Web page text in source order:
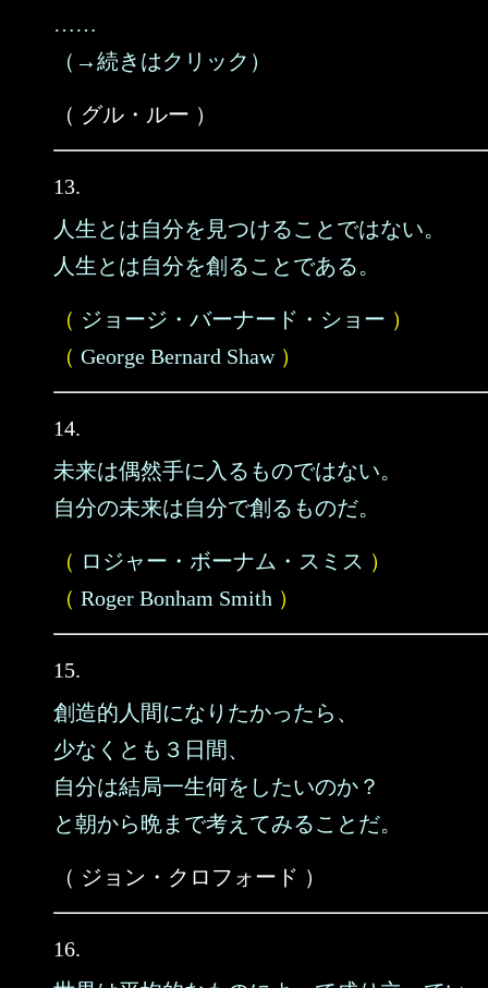
……
（→続きはクリック）
（ グル・ルー ）
13.
人生とは自分を見つけることではない。
人生とは自分を創ることである。
（ ジョージ・バーナード・ショー ）
（ George Bernard Shaw）
14.
未来は偶然手に入るものではない。
自分の未来は自分で創るものだ。
（ ロジャー・ボーナム・スミス ）
（ Roger Bonham Smith ）
15.
創造的人間になりたかったら、
少なくとも３日間、
自分は結局一生何をしたいのか？
と朝から晩まで考えてみることだ。
（ ジョン・クロフォード ）
16.